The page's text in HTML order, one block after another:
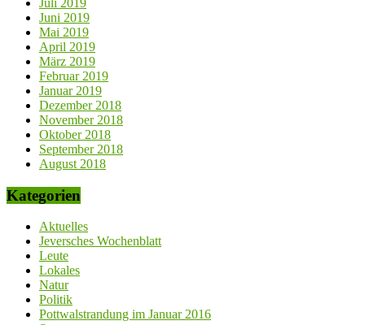
Juni 2019
Mai 2019
April 2019
März 2019
Februar 2019
Januar 2019
Dezember 2018
November 2018
Oktober 2018
September 2018
August 2018
Kategorien
Aktuelles
Jeversches Wochenblatt
Leute
Lokales
Natur
Politik
Pottwalstrandung im Januar 2016